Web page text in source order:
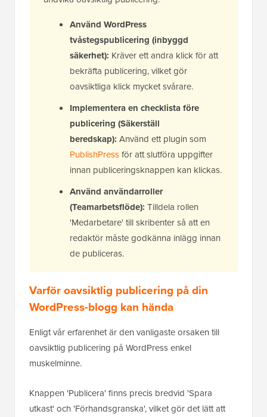
Använd WordPress
tvåstegspublicering (inbyggd
säkerhet): Kräver ett andra klick för att
bekräfta publicering, vilket gör
oavsiktliga klick mycket svårare.
Implementera en checklista före
publicering (Säkerställ
beredskap): Använd ett plugin som
PublishPressför att slutföra uppgifter
innan publiceringsknappen kan klickas.
Använd användarroller
(Teamarbetsflöde): Tilldela rollen
'Medarbetare' till skribenter så att en
redaktör måste godkänna inlägg innan
de publiceras.
Varför oavsiktlig publicering på din
WordPress-blogg kan hända
Enligt vår erfarenhet är den vanligaste orsaken till
oavsiktlig publicering på WordPress enkel
muskelminne.
Knappen 'Publicera' finns precis bredvid 'Spara
utkast' och 'Förhandsgranska', vilket gör det lätt att